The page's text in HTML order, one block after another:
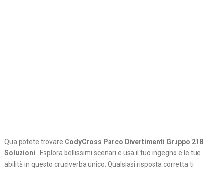
Qua potete trovare CodyCross Parco Divertimenti Gruppo 218
Soluzioni . Esplora bellissimi scenari e usa il tuo ingegno e le tue
abilità in questo cruciverba unico. Qualsiasi risposta corretta ti